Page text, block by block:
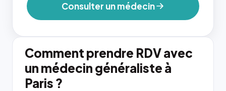
Consulter un médecin
Comment prendre RDV avec
un médecin généraliste à
Paris ?